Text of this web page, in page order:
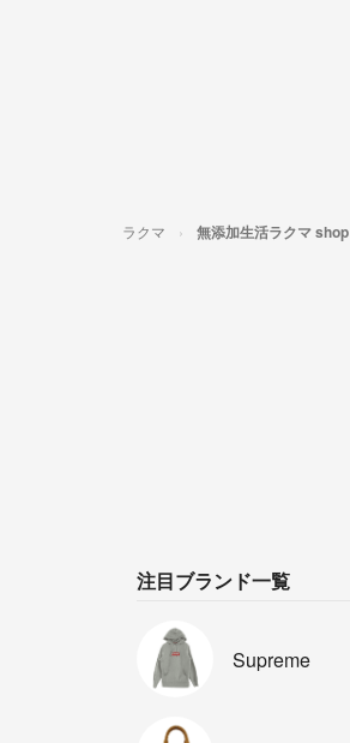
ラクマ 無添加生活ラクマ shop
注目ブランド一覧
Supreme